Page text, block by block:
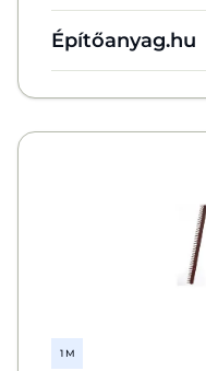
Építőanyag.hu
1 M